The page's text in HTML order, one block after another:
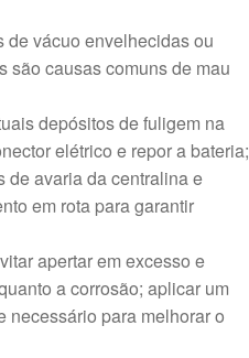
de vácuo envelhecidas ou
são causas comuns de mau
depósitos de fuligem na
elétrico e repor a bateria;
de avaria da centralina e
em rota para garantir
apertar em excesso e
a corrosão; aplicar um
necessário para melhorar o